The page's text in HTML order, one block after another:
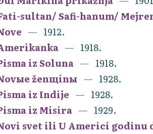
sultan/ Safi-hanum/
1912.
1918.
iz Soluna
1918.
ženщinы
1928.
iz Indije
1928.
iz Misira
1929.
svet ili U Americi godinu